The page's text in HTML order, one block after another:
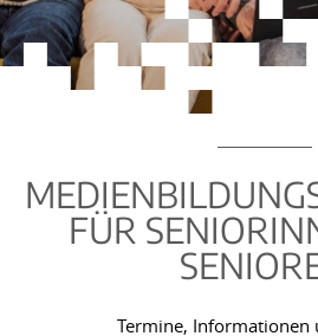
FÜR
Termine, Informationen